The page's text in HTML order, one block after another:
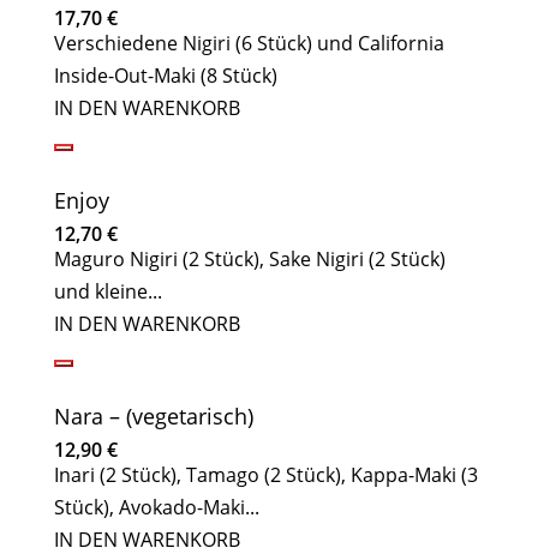
17,70€
Verschiedene Nigiri (6 Stück) und California
Inside-Out-Maki (8 Stück)
IN DEN WARENKORB
Enjoy
12,70€
Maguro Nigiri (2 Stück), Sake Nigiri (2 Stück)
und kleine...
IN DEN WARENKORB
Nara – (vegetarisch)
12,90€
Inari (2 Stück), Tamago (2 Stück), Kappa-Maki (3
Stück), Avokado-Maki...
IN DEN WARENKORB